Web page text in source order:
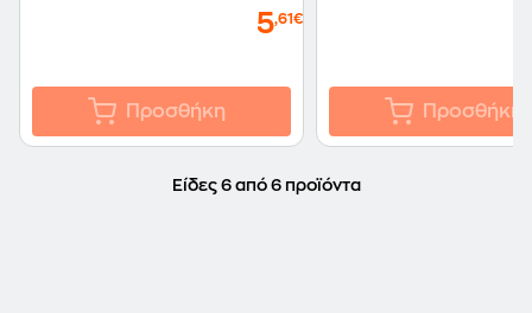
5,61€
Προσθήκη Προσθήκη
Είδες 6 από 6 προϊόντα